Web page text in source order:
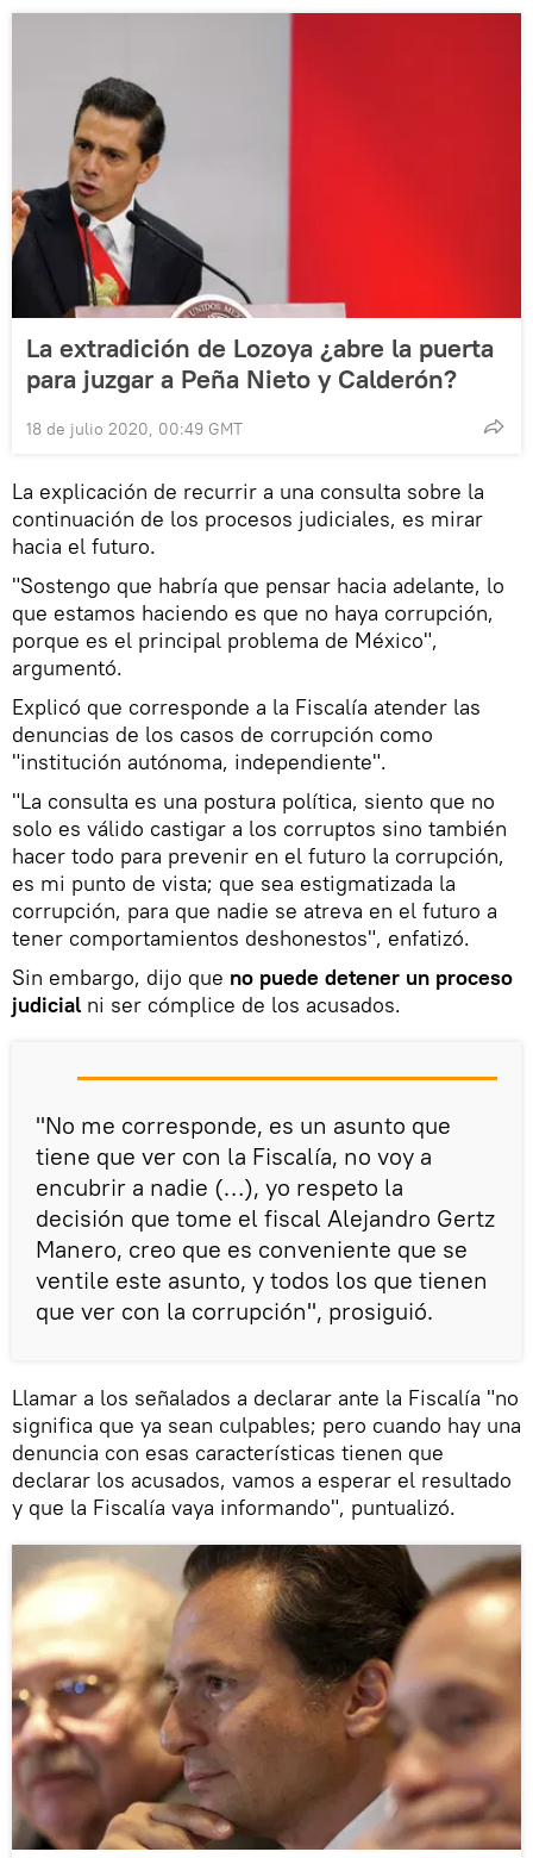
La extradición de Lozoya ¿abre la puerta
para juzgar a Peña Nieto y Calderón?
18 de julio 2020, 00:49 GMT
La explicación de recurrir a una consulta sobre la
continuación de los procesos judiciales, es mirar
hacia el futuro.
"Sostengo que habría que pensar hacia adelante, lo
que estamos haciendo es que no haya corrupción,
porque es el principal problema de México",
argumentó.
Explicó que corresponde a la Fiscalía atender las
denuncias de los casos de corrupción como
"institución autónoma, independiente".
"La consulta es una postura política, siento que no
solo es válido castigar a los corruptos sino también
hacer todo para prevenir en el futuro la corrupción,
es mi punto de vista; que sea estigmatizada la
corrupción, para que nadie se atreva en el futuro a
tener comportamientos deshonestos", enfatizó.
Sin embargo, dijo que no puede detener un proceso
judicial ni ser cómplice de los acusados.
"No me corresponde, es un asunto que
tiene que ver con la Fiscalía, no voy a
encubrir a nadie (…), yo respeto la
decisión que tome el fiscal Alejandro Gertz
Manero, creo que es conveniente que se
ventile este asunto, y todos los que tienen
que ver con la corrupción", prosiguió.
Llamar a los señalados a declarar ante la Fiscalía "no
significa que ya sean culpables; pero cuando hay una
denuncia con esas características tienen que
declarar los acusados, vamos a esperar el resultado
y que la Fiscalía vaya informando", puntualizó.